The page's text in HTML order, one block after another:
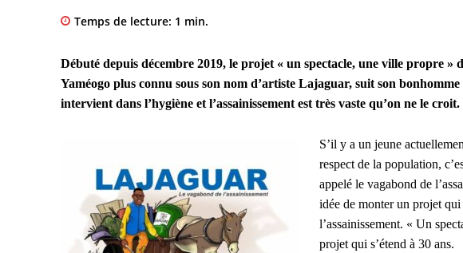
Temps de lecture: 1 min.
Débuté depuis décembre 2019, le projet « un spectacle, une ville propre »
Yaméogo plus connu sous son nom d’artiste Lajaguar, suit son
intervient dans l’hygiène et l’assainissement est très vaste qu’on ne le croit.
S’il y a un jeune
respect de la population,
appelé le vagabond de
idée de monter un projet
l’assainissement. « Un
projet qui s’étend à 30 ans.